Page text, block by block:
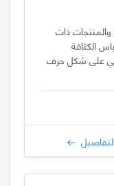
والمنتجات ذات
الكثافة
على شكل حرف